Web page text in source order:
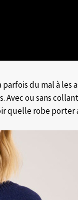
du mal à les
ou sans
quelle robe